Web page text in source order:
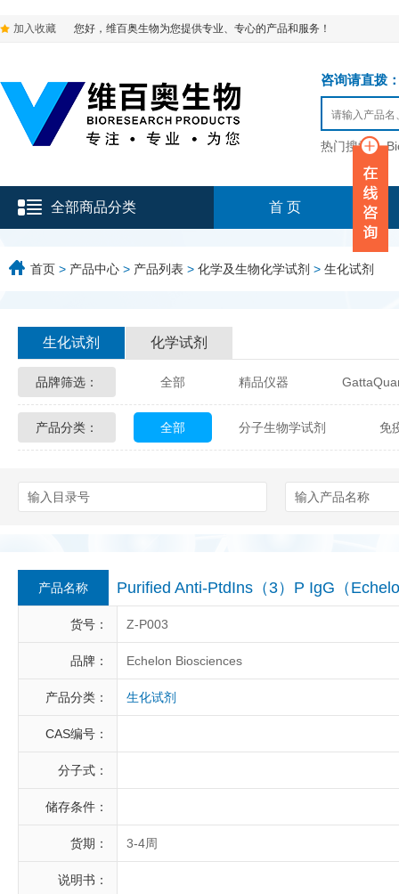
加入收藏 您好，维百奥生物为您提供专业、专心的产品和服务！
咨询请直拨
热门搜索：
全部商品分类 首 页
首页 > 产品中心 > 产品列表 > 化学及生物化学试剂 > 生化试剂
生化试剂 化学试剂
品牌筛选： 全部 精品仪器
Glycon Biochem Sterlitech
Berry & Associates
LGC Maine Standards
Abbexa AbD Serotec
产品分类： 全部 分子生物学试剂 免
产品名称 Purified Anti-PtdIns（3）P IgG（
货号： Z-P003
品牌： Echelon Biosciences
产品分类： 生化试剂
CAS编号：
分子式：
储存条件：
货期： 3-4周
说明书：